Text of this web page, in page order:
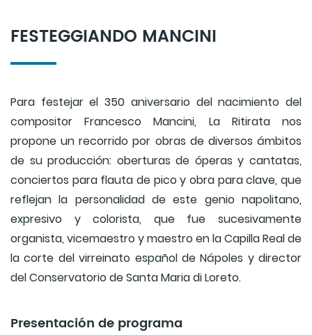
FESTEGGIANDO MANCINI
Para festejar el 350 aniversario del nacimiento del
compositor Francesco Mancini, La Ritirata nos
propone un recorrido por obras de diversos ámbitos
de su producción: oberturas de óperas y cantatas,
conciertos para flauta de pico y obra para clave, que
reflejan la personalidad de este genio napolitano,
expresivo y colorista, que fue sucesivamente
organista, vicemaestro y maestro en la Capilla Real de
la corte del virreinato español de Nápoles y director
del Conservatorio de Santa Maria di Loreto.
Presentación de programa